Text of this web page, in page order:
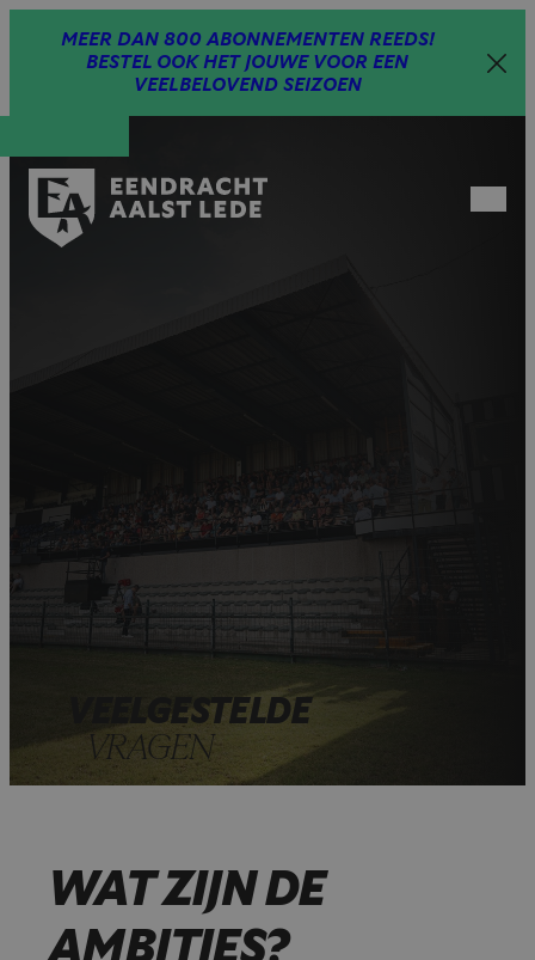
MEER DAN 800 ABONNEMENTEN REEDS!
BESTEL OOK HET JOUWE VOOR EEN
VEELBELOVEND SEIZOEN
menu
VEELGESTELDE
VRAGEN
WAT ZIJN DE
AMBITIES?